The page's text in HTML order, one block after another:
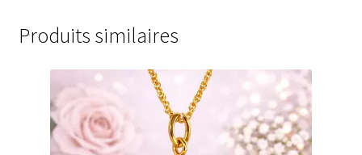
Produits similaires